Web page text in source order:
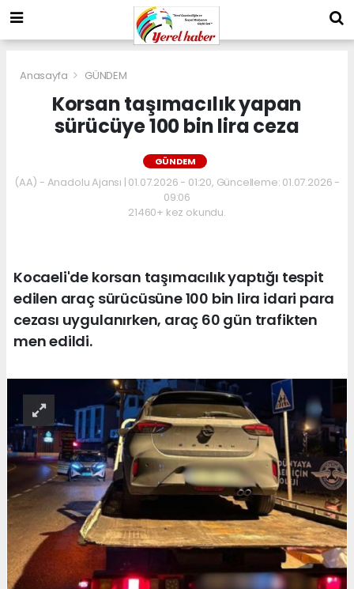
Anasayfa GÜNDEM
Korsan taşımacılık yapan
sürücüye 100 bin lira ceza
GÜNDEM
(AA) - Anadolu Ajansı | 01.07.2026 - 01:20, Güncelleme: 01.07.2026 -
09:06
21460+ kez okundu.
Kocaeli'de korsan taşımacılık yaptığı tespit
edilen araç sürücüsüne 100 bin lira idari para
cezası uygulanırken, araç 60 gün trafikten
men edildi.